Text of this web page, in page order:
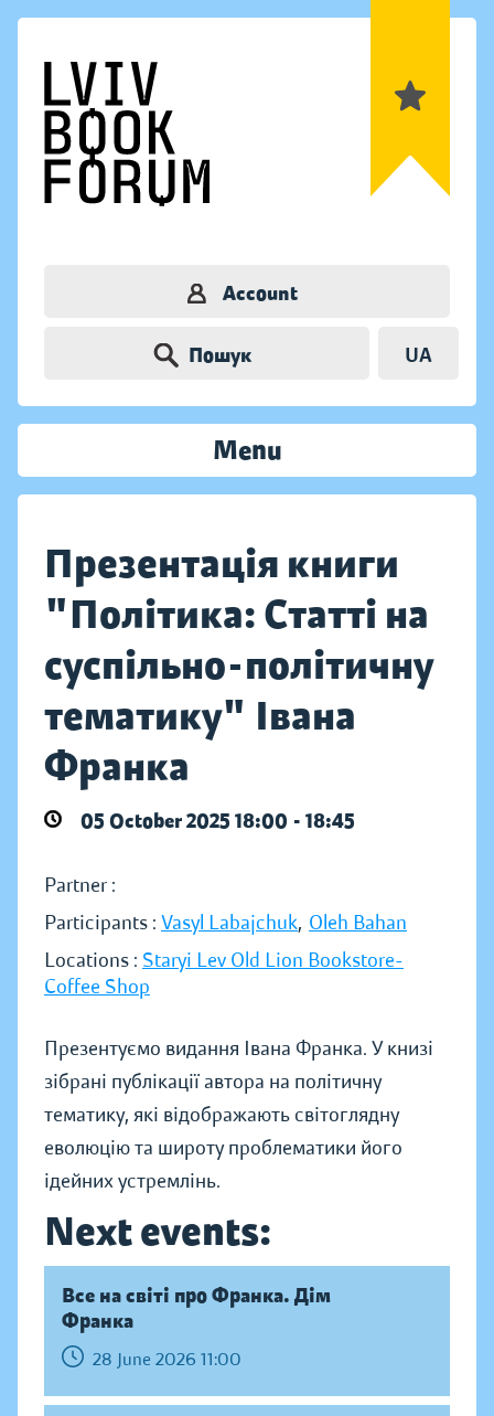
Account
Пошук UA
Menu
Презентація книги
"Політика: Статті на
суспільно-політичну
тематику" Івана
Франка
05 October 2025 18:00 - 18:45
Partner :
Participants : Vasyl Labajchuk, Oleh Bahan
Locations : Staryi Lev Old Lion Bookstore-
Coffee Shop
Презентуємо видання Івана Франка. У книзі
зібрані публікації автора на політичну
тематику, які відображають світоглядну
еволюцію та широту проблематики його
ідейних устремлінь.
Next events:
Все на світі про Франка. Дім
Франка
28 June 2026 11:00